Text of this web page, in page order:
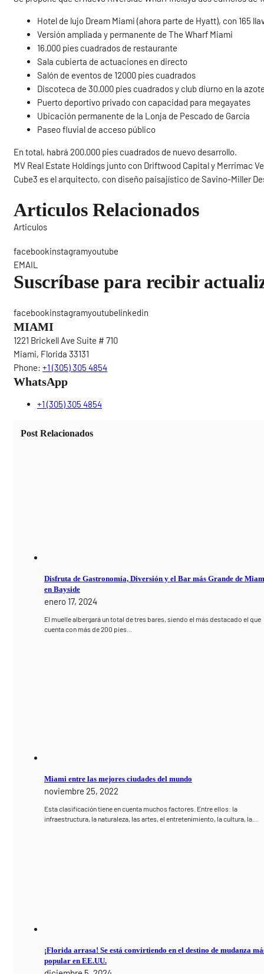
Hotel de lujo Dream Miami (ahora parte de Hyatt), con 165
Versión ampliada y permanente de The Wharf Miami
16.000 pies cuadrados de restaurante
Sala cubierta de actuaciones en directo
Salón de eventos de 12000 pies cuadrados
Discoteca de 30.000 pies cuadrados y club diurno en la
Puerto deportivo privado con capacidad para megayates
Ubicación permanente de la Lonja de Pescado de García
Paseo fluvial de acceso público
En total, habrá 200.000 pies cuadrados de nuevo desarrollo.
MV Real Estate Holdings junto con Driftwood Capital y Merrimac
Cube3 es el arquitecto, con diseño paisajístico de Savino-Miller
Articulos Relacionados
Articulos
facebookinstagramyoutube
EMAIL
Suscríbase para recibir
facebookinstagramyoutubelinkedin
MIAMI
1221 Brickell Ave Suite # 710
Miami, Florida 33131
Phone: +1 (305) 305 4854
WhatsApp
+1 (305) 305 4854
Post Relacionados
Disfruta de Gastronomía, Diversión y el Bar más Grande de
en Bayside
enero 17, 2024
El muelle albergará un total de tres bares, siendo el más destacado el que
cuenta con más de 200 pies…
Miami entre las mejores ciudades del mundo
noviembre 25, 2022
Esta clasificación tiene en cuenta muchos factores. Entre ellos: la
infraestructura, la naturaleza, las artes, el entretenimiento, la cultura, la…
¡Florida arrasa! Se está convirtiendo en el destino de mudanza
popular en EE.UU.